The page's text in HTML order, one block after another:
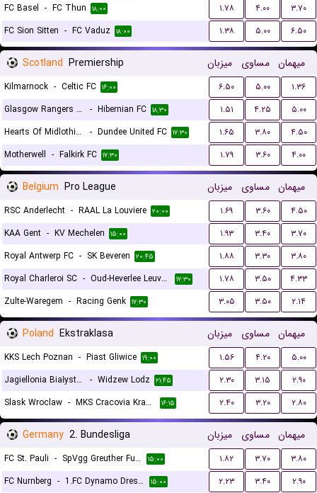
FC Basel - FC Thun ۱۸:۰۰ ۱.۷۸ ۴.۰۰
۳.۷۰
FC Sion Sitten - FC Vaduz ۱۸:۰۰ ۱.۳۸ ۵.۰۰ ۶.۵۰
Scotland Premiership میزبان مساوی میهمان
Kilmarnock - Celtic FC ۱۶:۰۰ ۶.۵۰ ۵.۰۰
۱.۳۶
Glasgow Rangers FC
- Hibernian FC ۱۸:۳۰ ۱.۵۱ ۴.۲۵
۵.۰۰
Hearts Of Midlothian FC
- Dundee United FC ۱۷:۳۰ ۱.۶۵ ۳.۸۰
۴.۵۰
Motherwell - Falkirk FC ۱۷:۳۰ ۱.۷۹ ۳.۶۰ ۴.۰۰
Belgium Pro League میزبان مساوی میهمان
RSC Anderlecht - RAAL La Louviere ۲۰:۰۰ ۱.۶۹ ۳.۶۰
۴.۵۰
KAA Gent - KV Mechelen ۱۵:۰۰ ۱.۹۳ ۳.۴۰
۳.۷۰
Royal Antwerp FC - SK Beveren ۲۰:۴۵ ۱.۸۸ ۳.۳۰
۳.۸۰
Royal Charleroi SC - Oud-Heverlee Leuven ۱۷:۳۰ ۱.۷۸ ۳.۵۰
۴.۳۳
Zulte-Waregem - Racing Genk ۱۷:۳۰ ۳.۰۵ ۳.۵۰ ۲.۱۴
Poland Ekstraklasa میزبان مساوی میهمان
KKS Lech Poznan - Piast Gliwice ۱۹:۰۰ ۱.۵۶ ۴.۲۰
۵.۰۰
Jagiellonia Białystok
- Widzew Lodz ۲۱:۴۵ ۲.۳۰ ۳.۱۵
۲.۹۰
Slask Wroclaw - MKS Cracovia Krakow ۱۶:۱۵ ۲.۴۰ ۳.۲۰ ۲.۸۰
Germany 2. Bundesliga میزبان مساوی میهمان
FC St. Pauli - SpVgg Greuther Furth ۱۵:۰۰ ۱.۸۲ ۳.۷۰
۳.۸۰
FC Nurnberg - 1.FC Dynamo Dresden ۱۵:۰۰ ۲.۲۳ ۳.۴۰
۲.۹۰